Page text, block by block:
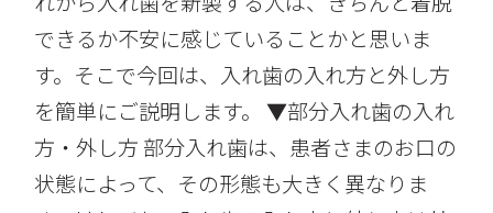
できるか不安に感じていることかと思いま
す。そこで今回は、入れ歯の入れ方と外し方
を簡単にご説明します。 ▼部分入れ歯の入れ
方・外し方 部分入れ歯は、患者さまのお口の
状態によって、その形態も大きく異なりま